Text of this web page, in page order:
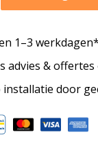
1–3
advies &
installatie door